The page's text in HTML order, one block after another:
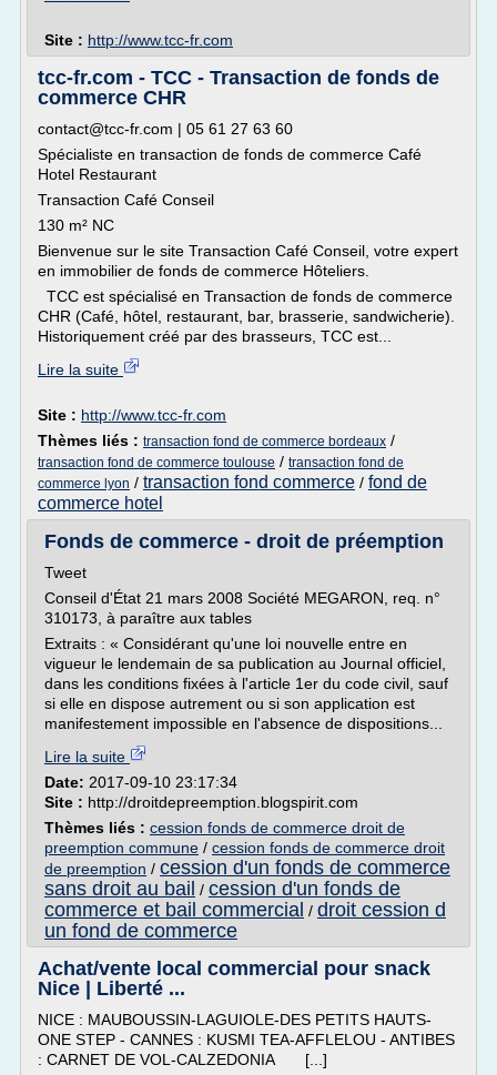
Site : http://www.tcc-fr.com
tcc-fr.com - TCC - Transaction de fonds de
commerce CHR
contact@tcc-fr.com | 05 61 27 63 60
Spécialiste en transaction de fonds de commerce Café
Hotel Restaurant
Transaction Café Conseil
130 m² NC
Bienvenue sur le site Transaction Café Conseil, votre expert
en immobilier de fonds de commerce Hôteliers.
TCC est spécialisé en Transaction de fonds de commerce
CHR (Café, hôtel, restaurant, bar, brasserie, sandwicherie).
Historiquement créé par des brasseurs, TCC est...
Lire la suite
Site : http://www.tcc-fr.com
Thèmes liés : transaction fond de commerce bordeaux /
transaction fond de commerce toulouse / transaction fond de
commerce lyon / transaction fond commerce / fond de
commerce hotel
Fonds de commerce - droit de préemption
Tweet
Conseil d'État 21 mars 2008 Société MEGARON, req. n°
310173, à paraître aux tables
Extraits : « Considérant qu'une loi nouvelle entre en
vigueur le lendemain de sa publication au Journal officiel,
dans les conditions fixées à l'article 1er du code civil, sauf
si elle en dispose autrement ou si son application est
manifestement impossible en l'absence de dispositions...
Lire la suite
Date: 2017-09-10 23:17:34
Site : http://droitdepreemption.blogspirit.com
Thèmes liés : cession fonds de commerce droit de
preemption commune / cession fonds de commerce droit
de preemption / cession d'un fonds de commerce
sans droit au bail / cession d'un fonds de
commerce et bail commercial / droit cession d
un fond de commerce
Achat/vente local commercial pour snack
Nice | Liberté ...
NICE : MAUBOUSSIN-LAGUIOLE-DES PETITS HAUTS-
ONE STEP - CANNES : KUSMI TEA-AFFLELOU - ANTIBES
: CARNET DE VOL-CALZEDONIA [...]